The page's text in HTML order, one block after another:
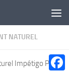
NATUREL
Impétigo Par